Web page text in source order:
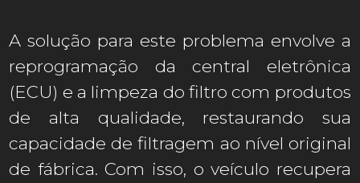
A solução para este problema envolve a
reprogramação da central eletrônica
(ECU) e a limpeza do filtro com produtos
de alta qualidade, restaurando sua
capacidade de filtragem ao nível original
de fábrica. Com isso, o veículo recupera